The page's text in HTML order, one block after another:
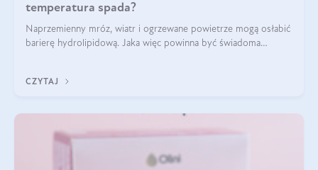
temperatura spada?
Naprzemienny mróz, wiatr i ogrzewane powietrze mogą osłabić
barierę hydrolipidową. Jaka więc powinna być świadoma
CZYTAJ